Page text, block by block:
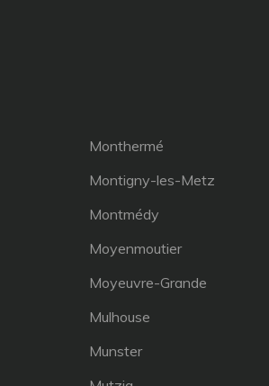
Monthermé
Montigny-les-Metz
Montmédy
Moyenmoutier
Moyeuvre-Grande
Mulhouse
Munster